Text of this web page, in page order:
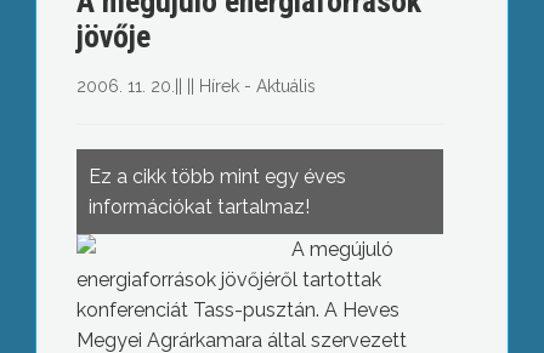
jövője
2006. 11. 20. Hírek - Aktuális
Ez a cikk több mint egy éves
információkat tartalmaz!
A megújuló
energiaforrások jövőjéről tartottak
konferenciát Tass-pusztán. A Heves
Megyei Agrárkamara által szervezett